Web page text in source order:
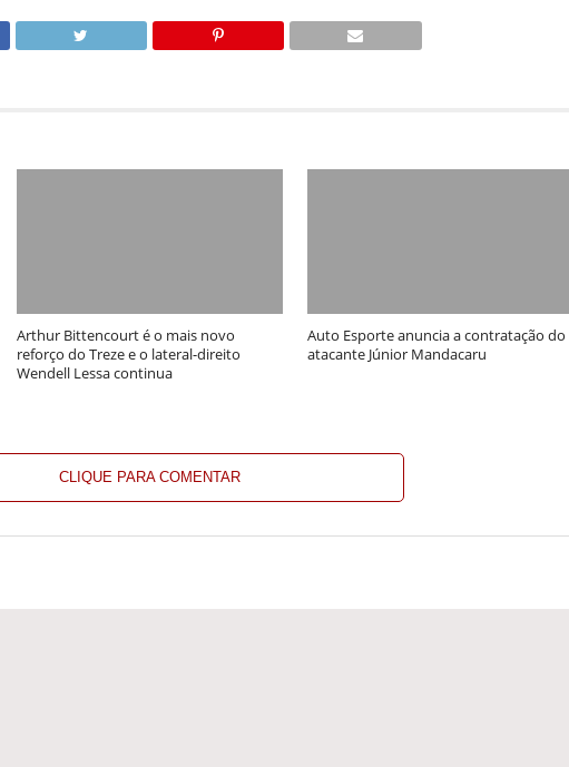
Arthur Bittencourt é o mais novo
reforço do Treze e o lateral-direito
Wendell Lessa continua
Auto Esporte anuncia a contratação do
atacante Júnior Mandacaru
CLIQUE PARA COMENTAR